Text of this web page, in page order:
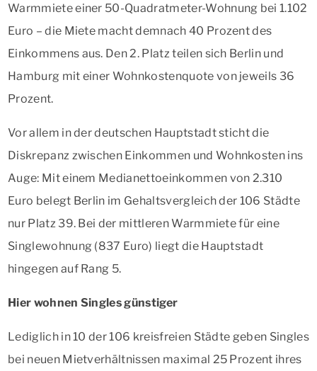
Warmmiete einer 50-Quadratmeter-Wohnung bei 1.102
Euro – die Miete macht demnach 40 Prozent des
Einkommens aus. Den 2. Platz teilen sich Berlin und
Hamburg mit einer Wohnkostenquote von jeweils 36
Prozent.
Vor allem in der deutschen Hauptstadt sticht die
Diskrepanz zwischen Einkommen und Wohnkosten ins
Auge: Mit einem Medianettoeinkommen von 2.310
Euro belegt Berlin im Gehaltsvergleich der 106 Städte
nur Platz 39. Bei der mittleren Warmmiete für eine
Singlewohnung (837 Euro) liegt die Hauptstadt
hingegen auf Rang 5.
Hier wohnen Singles günstiger
Lediglich in 10 der 106 kreisfreien Städte geben Singles
bei neuen Mietverhältnissen maximal 25 Prozent ihres